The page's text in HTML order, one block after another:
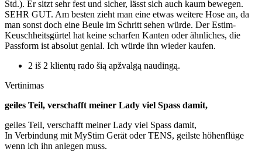
Std.). Er sitzt sehr fest und sicher, lässt sich auch kaum bewegen.
SEHR GUT. Am besten zieht man eine etwas weitere Hose an, da
man sonst doch eine Beule im Schritt sehen würde. Der Estim-
Keuschheitsgürtel hat keine scharfen Kanten oder ähnliches, die
Passform ist absolut genial. Ich würde ihn wieder kaufen.
2 iš 2 klientų rado šią apžvalgą naudingą.
Vertinimas
geiles Teil, verschafft meiner Lady viel Spass damit,
geiles Teil, verschafft meiner Lady viel Spass damit,
In Verbindung mit MyStim Gerät oder TENS, geilste höhenflüge
wenn ich ihn anlegen muss.